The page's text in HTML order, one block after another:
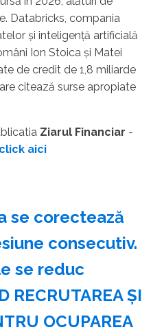
Databricks, compania
şi inteligenţă artificială
Ion Stoica şi Matei
de credit de 1,8 miliarde
citează surse apropiate
Ziarul Financiar -
click aici
se corectează
consecutiv.
se reduc
RECRUTAREA ŞI
OCUPAREA